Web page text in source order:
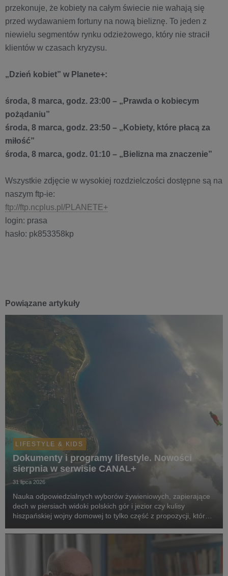
przekonuje, że kobiety na całym świecie nie wahają się
przed wydawaniem fortuny na nową bieliznę. To jeden z
niewielu segmentów rynku odzieżowego, który nie stracił
klientów w czasach kryzysu.
„Dzień kobiet” w Planete+:
środa, 8 marca, godz. 23:00 – „Prawda o kobiecym
pożądaniu”
środa, 8 marca, godz. 23:50 – „Kobiety, które płacą za
miłość”
środa, 8 marca, godz. 01:10 – „Bielizna ma znaczenie”
Wszystkie zdjęcie w wysokiej rozdzielczości dostępne są na
naszym ftp-ie:
ftp://ftp.ncplus.pl/PLANETE+
login: prasa
hasło: pk853358kp
Powiązane artykuły
LIFESTYLE & KIDS
Dokumenty i programy lifestyle. Nowości
sierpnia w serwisie CANAL+
31 lipca 2026
Nauka odpowiedzialnych wyborów żywieniowych, zapierające
dech w piersiach widoki polskich gór i jezior czy kulisy
hiszpańskiej wojny domowej to tylko część z propozycji, które